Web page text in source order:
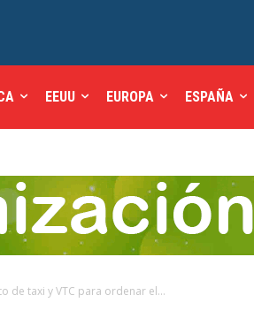
EEUU EUROPA ESPAÑA
de taxi y VTC para ordenar el...